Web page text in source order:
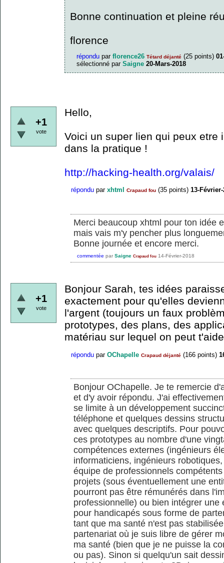
Bonne continuation et pleine
florence
répondu par florence26 Tétard déjanté (25 points)
sélectionné par Saigne 20-Mars-2018
+1
vote
Hello,
Voici un super lien qui peux etre
dans la pratique !
http://hacking-health.org/valais/
répondu par xhtml Crapaud fou (35 points) 13-Février-
Merci beaucoup xhtml pour ton idée
mais vais m'y pencher plus
Bonne journée et encore merci.
commentée par Saigne Crapaud fou 14-Février-2018
+1
vote
Bonjour Sarah, tes idées
exactement pour qu'elles
l'argent (toujours un faux
prototypes, des plans, des
matériau sur lequel on peut
répondu par OChapelle Crapaud déjanté (166 points)
Bonjour OChapelle. Je te remercie
et d'y avoir répondu. J'ai
se limite à un développement
téléphone et quelques dessins
avec quelques descriptifs. Pour
ces prototypes au nombre d'une
compétences externes (ingénieurs
informaticiens, ingénieurs
équipe de professionnels
projets (sous éventuellement une
pourront pas être rémunérés dans
professionnelle) ou bien intégrer
pour handicapés sous forme de
tant que ma santé n'est pas
partenariat où je suis libre de gérer
ma santé (bien que je ne puisse la
ou pas). Sinon si quelqu'un sait